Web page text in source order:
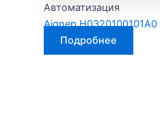
Автоматизация
Aignep H0320100101A0
Подробнее